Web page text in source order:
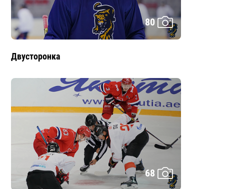
80
Двусторонка
68